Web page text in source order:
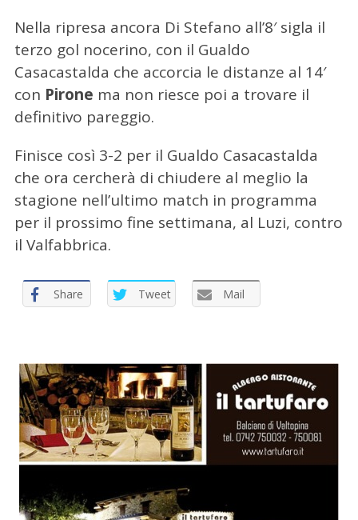
Nella ripresa ancora Di Stefano all’8′ sigla il
terzo gol nocerino, con il Gualdo
Casacastalda che accorcia le distanze al 14′
con Pirone ma non riesce poi a trovare il
definitivo pareggio.
Finisce così 3-2 per il Gualdo Casacastalda
che ora cercherà di chiudere al meglio la
stagione nell’ultimo match in programma
per il prossimo fine settimana, al Luzi, contro
il Valfabbrica.
Share Tweet Mail
C
r